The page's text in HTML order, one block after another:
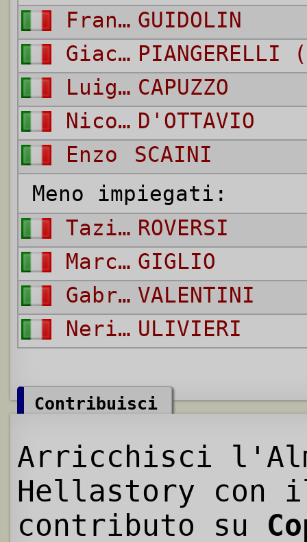
Francesco GUIDOLIN
Giacomo
Luigi CAPUZZO
Nicola D'OTTAVIO
Enzo
SCAINI
Meno impiegati:
Tazio ROVERSI
Marcello GIGLIO
Gabriele VALENTINI
Nerio ULIVIERI
Contribuisci
Arricchisci
Hellastory con
contributo su